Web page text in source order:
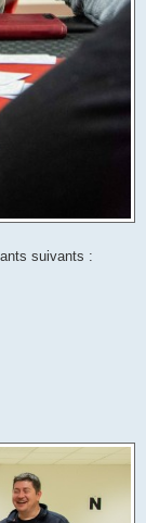
suivants :